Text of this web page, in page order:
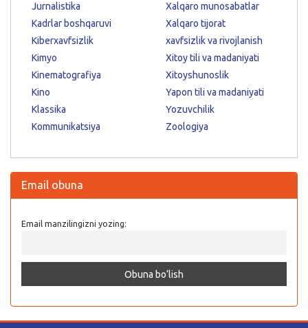
Jurnalistika
Kadrlar boshqaruvi
Kiberxavfsizlik
Kimyo
Kinematografiya
Kino
Klassika
Kommunikatsiya
Xalqaro munosabatlar
Xalqaro tijorat
xavfsizlik va rivojlanish
Xitoy tili va madaniyati
Xitoyshunoslik
Yapon tili va madaniyati
Yozuvchilik
Zoologiya
Email obuna
Email manzilingizni yozing: